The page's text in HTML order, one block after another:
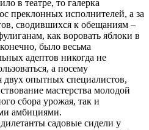
в театре, то галерка
преклонных исполнителей, а за
сводившихся к обещаниям –
как воровать яблоки в
было весьма
адептов никогда не
а посему
двух опытных специалистов,
мастерства молодой
сбора урожая, так и
амбициями.
садовые сидели у